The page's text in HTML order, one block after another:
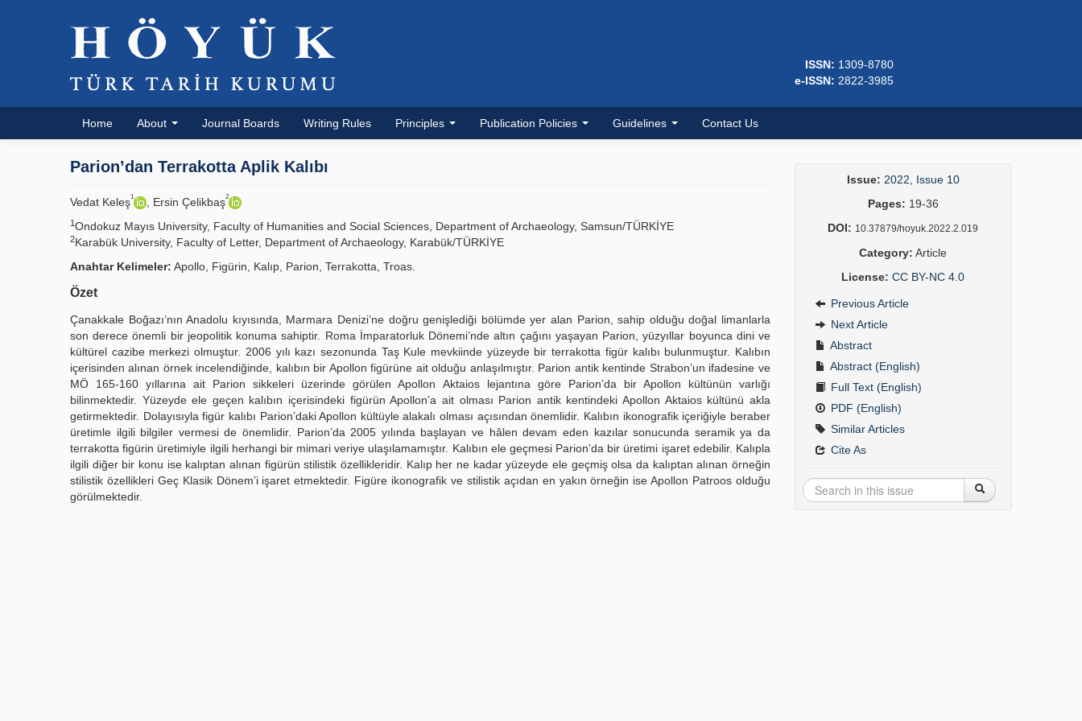
ISSN: 1309-8780
e-ISSN: 2822-3985
Home About Journal Boards Writing Rules Principles Publication Policies Guidelines Contact Us
Parion’dan Terrakotta Aplik Kalıbı
Vedat Keleş1 , Ersin Çelikbaş2
1Ondokuz Mayıs University, Faculty of Humanities and Social Sciences, Department of Archaeology, Samsun/TÜRKİYE
2Karabük University, Faculty of Letter, Department of Archaeology, Karabük/TÜRKİYE
Anahtar Kelimeler: Apollo, Figürin, Kalıp, Parion, Terrakotta, Troas.
Özet
Çanakkale Boğazı’nın Anadolu kıyısında, Marmara Denizi’ne doğru genişlediği bölümde yer alan Parion, sahip olduğu doğal limanlarla
son derece önemli bir jeopolitik konuma sahiptir. Roma İmparatorluk Dönemi’nde altın çağını yaşayan Parion, yüzyıllar boyunca dini ve
kültürel cazibe merkezi olmuştur. 2006 yılı kazı sezonunda Taş Kule mevkiinde yüzeyde bir terrakotta figür kalıbı bulunmuştur. Kalıbın
içerisinden alınan örnek incelendiğinde, kalıbın bir Apollon figürüne ait olduğu anlaşılmıştır. Parion antik kentinde Strabon’un ifadesine ve
MÖ 165-160 yıllarına ait Parion sikkeleri üzerinde görülen Apollon Aktaios lejantına göre Parion’da bir Apollon kültünün varlığı
bilinmektedir. Yüzeyde ele geçen kalıbın içerisindeki figürün Apollon’a ait olması Parion antik kentindeki Apollon Aktaios kültünü akla
getirmektedir. Dolayısıyla figür kalıbı Parion’daki Apollon kültüyle alakalı olması açısından önemlidir. Kalıbın ikonografik içeriğiyle beraber
üretimle ilgili bilgiler vermesi de önemlidir. Parion’da 2005 yılında başlayan ve hâlen devam eden kazılar sonucunda seramik ya da
terrakotta figürin üretimiyle ilgili herhangi bir mimari veriye ulaşılamamıştır. Kalıbın ele geçmesi Parion’da bir üretimi işaret edebilir. Kalıpla
ilgili diğer bir konu ise kalıptan alınan figürün stilistik özellikleridir. Kalıp her ne kadar yüzeyde ele geçmiş olsa da kalıptan alınan örneğin
stilistik özellikleri Geç Klasik Dönem’i işaret etmektedir. Figüre ikonografik ve stilistik açıdan en yakın örneğin ise Apollon Patroos olduğu
görülmektedir.
Issue: 2022, Issue 10
Pages: 19-36
DOI: 10.37879/hoyuk.2022.2.019
Category: Article
License: CC BY-NC 4.0
Previous Article
Next Article
Abstract
Abstract (English)
Full Text (English)
PDF (English)
Similar Articles
Cite As